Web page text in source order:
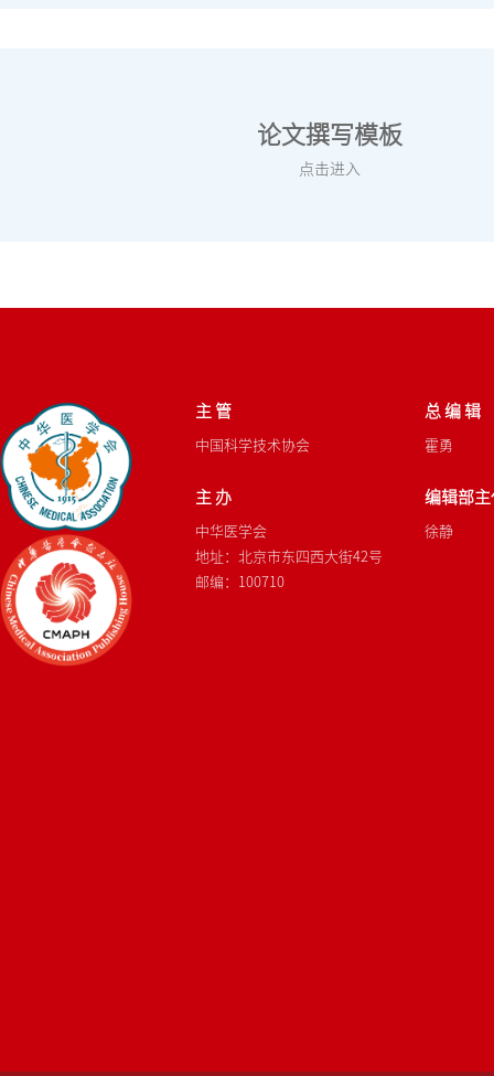
论文撰写模板
点击进入
主 管
中国科学技术协会
主 办
中华医学会
地址：北京市东四西大街42号
邮编：100710
总 编 辑
霍勇
编辑部
徐静